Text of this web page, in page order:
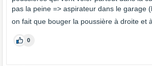
pas la peine => aspirateur dans le garage
on fait que bouger la poussière à droite et
0